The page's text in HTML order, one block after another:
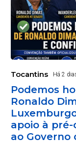
Tocantins Há 2
Podemos
Ronaldo
apoio à
ao Governo